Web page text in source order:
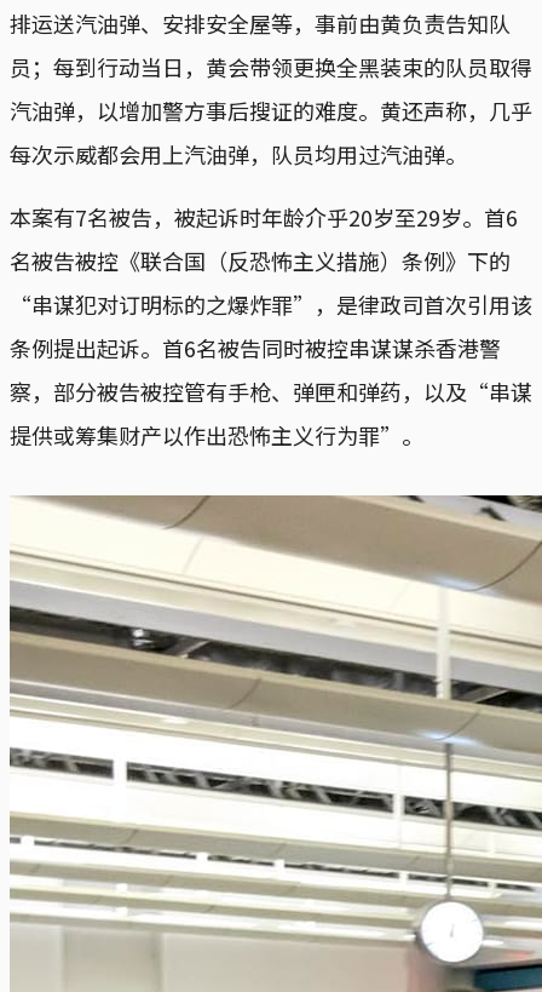
排运送汽油弹、安排安全屋等，事前由黄负责告知队
员；每到行动当日，黄会带领更换全黑装束的队员取得
汽油弹，以增加警方事后搜证的难度。黄还声称，几乎
每次示威都会用上汽油弹，队员均用过汽油弹。
本案有7名被告，被起诉时年龄介乎20岁至29岁。首6
名被告被控《联合国（反恐怖主义措施）条例》下的
“串谋犯对订明标的之爆炸罪”，是律政司首次引用该
条例提出起诉。首6名被告同时被控串谋谋杀香港警
察，部分被告被控管有手枪、弹匣和弹药，以及“串谋
提供或筹集财产以作出恐怖主义行为罪”。